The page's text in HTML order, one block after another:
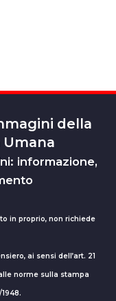
della
informazione,
in proprio, non richiede
ai sensi dell’art. 21
norme sulla stampa